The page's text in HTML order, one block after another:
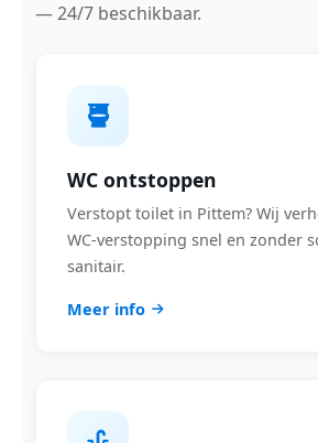
— 24/7 beschikbaar.
WC ontstoppen
Verstopt toilet in Pittem? Wij
WC-verstopping snel en zonder
sanitair.
Meer info